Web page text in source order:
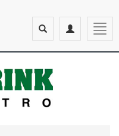
Toggle
navigation
Toggle
search